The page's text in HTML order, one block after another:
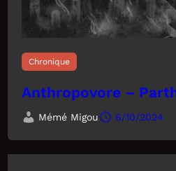
Chronique
Anthropovore –
Mémé Migou 6/10/2024